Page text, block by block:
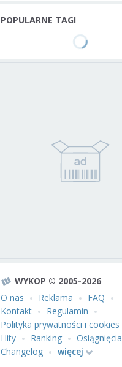
POPULARNE TAGI
WYKOP © 2005-2026
O nas
Reklama
FAQ
Kontakt
Regulamin
Polityka prywatności i cookies
Hity
Ranking
Osiągnięcia
Changelog
więcej